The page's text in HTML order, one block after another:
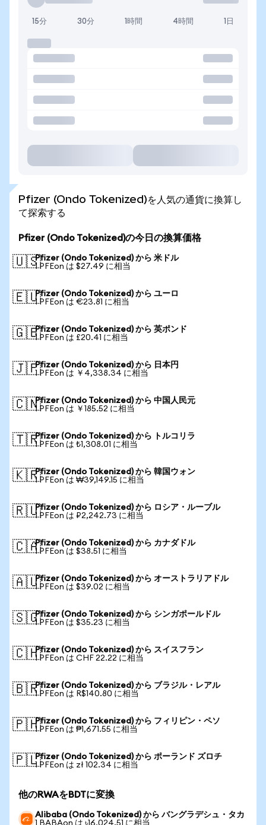
15分 30分 1時間 4時間 1日
Pfizer (Ondo Tokenized)を人気の通貨に換算し
て探索する
Pfizer (Ondo Tokenized)の今日の換算価格
🇺🇸Pfizer (Ondo Tokenized) から 米ドル
1 PFEon は $27.49 に相当
🇪🇺Pfizer (Ondo Tokenized) から ユーロ
1 PFEon は €23.81 に相当
🇬🇧Pfizer (Ondo Tokenized) から 英ポンド
1 PFEon は £20.41 に相当
🇯🇵Pfizer (Ondo Tokenized) から 日本円
1 PFEon は ￥4,338.34 に相当
🇨🇳Pfizer (Ondo Tokenized) から 中国人民元
1 PFEon は ￥185.52 に相当
🇹🇷Pfizer (Ondo Tokenized) から トルコリラ
1 PFEon は ₺1,308.01 に相当
🇰🇷Pfizer (Ondo Tokenized) から 韓国ウォン
1 PFEon は ₩39,149.15 に相当
🇷🇺Pfizer (Ondo Tokenized) から ロシア・ルーブル
1 PFEon は ₽2,242.73 に相当
🇨🇦Pfizer (Ondo Tokenized) から カナダドル
1 PFEon は $38.51 に相当
🇦🇺Pfizer (Ondo Tokenized) から オーストラリアドル
1 PFEon は $39.02 に相当
🇸🇬Pfizer (Ondo Tokenized) から シンガポールドル
1 PFEon は $35.23 に相当
🇨🇭Pfizer (Ondo Tokenized) から スイスフラン
1 PFEon は CHF 22.22 に相当
🇧🇷Pfizer (Ondo Tokenized) から ブラジル・レアル
1 PFEon は R$140.80 に相当
🇵🇭Pfizer (Ondo Tokenized) から フィリピン・ペソ
1 PFEon は ₱1,671.55 に相当
🇵🇱Pfizer (Ondo Tokenized) から ポーランド ズロチ
1 PFEon は zł 102.34 に相当
他のRWAをBDTに変換
Alibaba (Ondo Tokenized) から バングラデシュ・タカ
1 BABAon は ৳16,024.51 に相当